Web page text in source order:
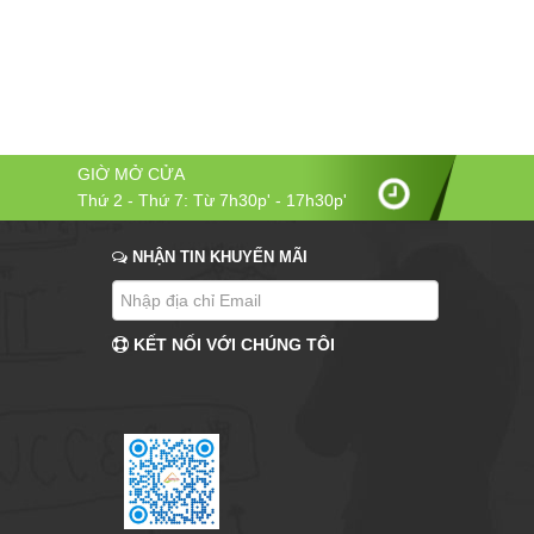
GIỜ MỞ CỬA
Thứ 2 - Thứ 7: Từ 7h30p' - 17h30p'
NHẬN TIN KHUYẾN MÃI
KẾT NỐI VỚI CHÚNG TÔI